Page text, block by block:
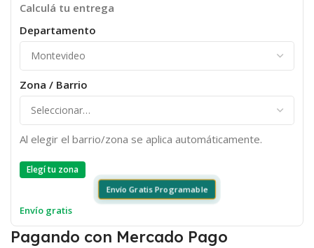
Calculá tu entrega
Departamento
Zona / Barrio
Al elegir el barrio/zona se aplica automáticamente.
Elegí tu zona
Envío Gratis Programable
Envío gratis
Pagando con Mercado Pago